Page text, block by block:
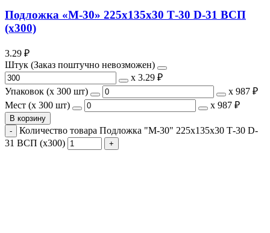
Подложка «М-30» 225х135х30 Т-30 D-31 ВСП
(х300)
3.29 ₽
Штук (Заказ поштучно невозможен)
х 3.29 ₽
Упаковок (x 300 шт)
х 987 ₽
Мест (x 300 шт)
х 987 ₽
В корзину
Количество товара Подложка "М-30" 225х135х30 Т-30 D-
31 ВСП (х300)